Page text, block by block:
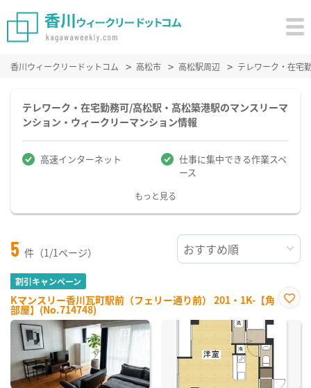
香川ウィークリードットコム 高松市 高松駅周辺 テレワーク・在宅
テレワーク・在宅勤務可/高松駅・高松築港駅のマンスリーマ
ンション・ウィークリーマンション情報
高速インターネット
仕事に集中できる作業スペ
ース
もっと見る
5 件（1/1ページ）
割引キャンペーン
Kマンスリー香川瓦町駅前（フェリー通り前） 201・1K-【角
部屋】(No.714748)
に入